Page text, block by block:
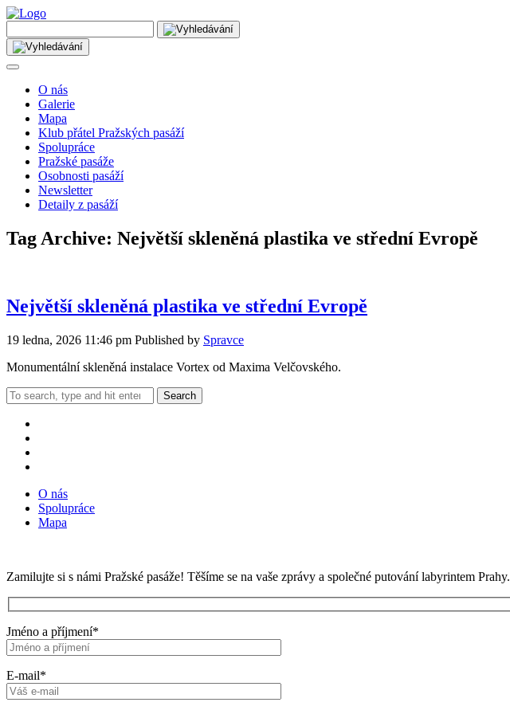
O nás
Galerie
Mapa
Klub přátel Pražských pasáží
Spolupráce
Pražské pasáže
Osobnosti pasáží
Newsletter
Detaily z pasáží
Tag Archive: Největší skleněná plastika ve střední Evropě
Největší skleněná plastika ve střední Evropě
19 ledna, 2026 11:46 pm Published by Spravce
Monumentální skleněná instalace Vortex od Maxima Velčovského.
Search
O nás
Spolupráce
Mapa
Zamilujte si s námi Pražské pasáže! Těšíme se na vaše zprávy a společné putování labyrintem Prahy.
Jméno a příjmení*
E-mail*